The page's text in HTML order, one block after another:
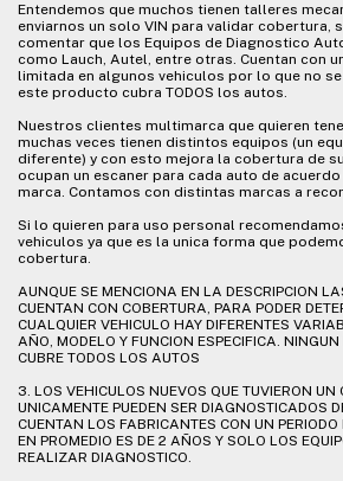
Entendemos que muchos tienen talleres
enviarnos un solo VIN para validar cobertura,
comentar que los Equipos de Diagnostico
como Lauch, Autel, entre otras. Cuentan con
limitada en algunos vehiculos por lo que no
este producto cubra TODOS los autos.
Nuestros clientes multimarca que quieren
muchas veces tienen distintos equipos (un
diferente) y con esto mejora la cobertura de
ocupan un escaner para cada auto de
marca. Contamos con distintas marcas a
Si lo quieren para uso personal
vehiculos ya que es la unica forma que
cobertura.
AUNQUE SE MENCIONA EN LA DESCRIPCION
CUENTAN CON COBERTURA, PARA PODER
CUALQUIER VEHICULO HAY DIFERENTES
AÑO, MODELO Y FUNCION ESPECIFICA.
CUBRE TODOS LOS AUTOS
3. LOS VEHICULOS NUEVOS QUE TUVIERON UN
UNICAMENTE PUEDEN SER DIAGNOSTICADOS
CUENTAN LOS FABRICANTES CON UN PERIODO
EN PROMEDIO ES DE 2 AÑOS Y SOLO LOS
REALIZAR DIAGNOSTICO.